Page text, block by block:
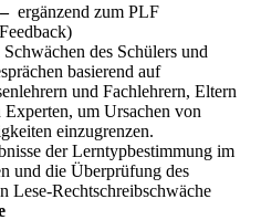
ergänzend zum PLF
des Schülers und
basierend auf
und Fachlehrern, Eltern
um Ursachen von
einzugrenzen.
der Lerntypbestimmung im
und die Überprüfung des
Lese-Rechtschreibschwäche